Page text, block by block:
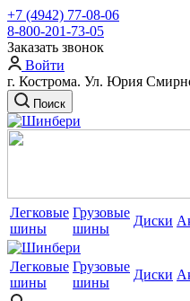
+7 (4942) 77-08-06
8-800-201-73-05
Заказать звонок
Войти
г. Кострома. Ул. Юрия
Поиск
Легковые
шины
Грузовые
шины
Диски
Легковые
шины
Грузовые
шины
Диски